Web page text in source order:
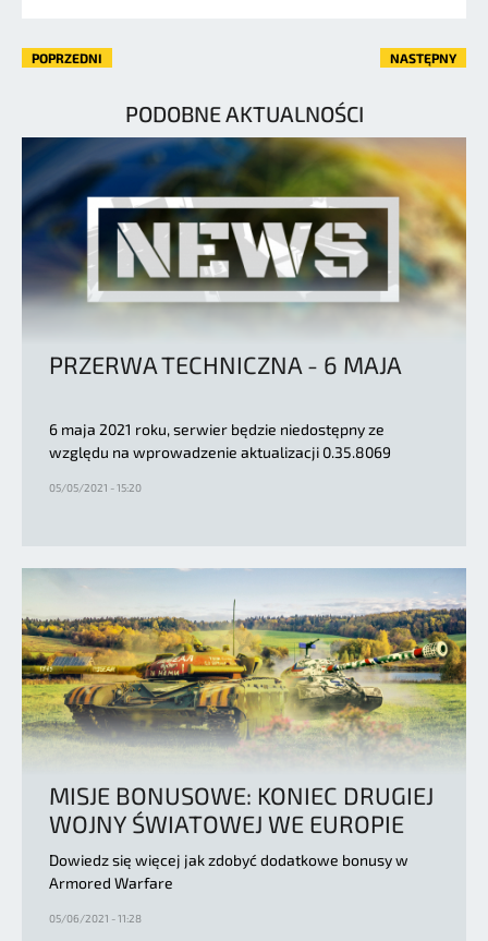
POPRZEDNI NASTĘPNY
PODOBNE AKTUALNOŚCI
PRZERWA TECHNICZNA - 6 MAJA
6 maja 2021 roku, serwier będzie niedostępny ze
względu na wprowadzenie aktualizacji 0.35.8069
05/05/2021 - 15:20
MISJE BONUSOWE: KONIEC DRUGIEJ
WOJNY ŚWIATOWEJ WE EUROPIE
Dowiedz się więcej jak zdobyć dodatkowe bonusy w
Armored Warfare
05/06/2021 - 11:28